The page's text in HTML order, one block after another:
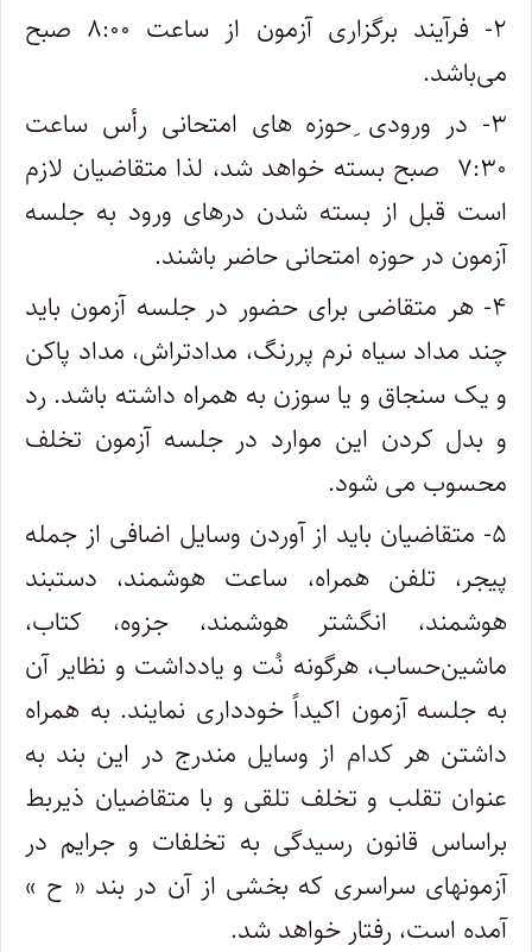
۲- فرآیند برگزاری آزمون از ساعت‌ ۸:۰۰ صبح
می‌باشد.
۳- در ورودی ِحوزه های امتحانی رأس‌ ساعت‌
۷:۳۰ صبح بسته خواهد شد، لذا متقاضیان لازم
است قبل از بسته شدن درهای ورود به جلسه
آزمون در حوزه امتحانی حاضر باشند.
۴- هر متقاضی برای حضور در جلسه آزمون باید
چند مداد سیاه نرم پررنگ، مدادتراش، مداد پاکن
و یک سنجاق و یا سوزن به همراه داشته باشد. رد
و بدل کردن این موارد در جلسه آزمون تخلف
محسوب می شود.
۵- متقاضیان باید از آوردن وسایل اضافی از جمله
پیجر، تلفن همراه، ساعت هوشمند، دستبند
هوشمند، انگشتر هوشمند، جزوه، کتاب،
ماشین‌حساب، هرگونه نُت و یادداشت و نظایر آن
به جلسه آزمون اکیداً خودداری نمایند. به همراه
داشتن هر کدام از وسایل مندرج در این بند به
عنوان تقلب و تخلف تلقی و با متقاضیان ذیربط
براساس قانون رسیدگی به تخلفات و جرایم در
آزمونهای سراسری که بخشی از آن در بند « ح ‍»
آمده است، رفتار خواهد شد.